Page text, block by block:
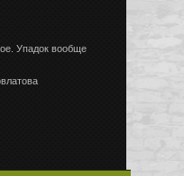
Упадок вообще